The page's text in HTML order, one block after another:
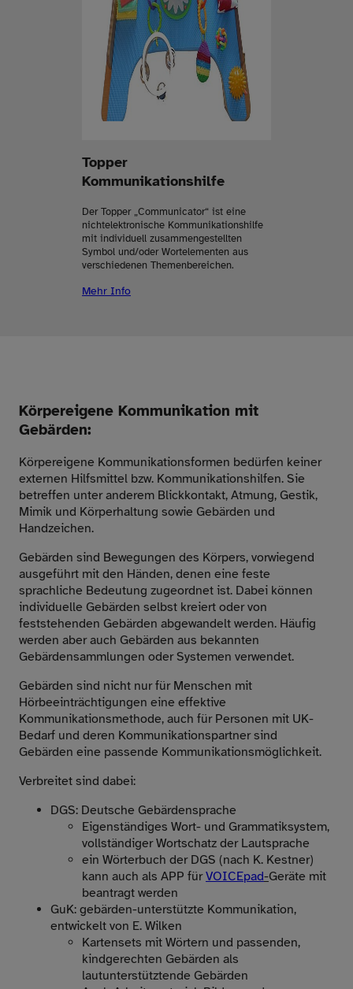
Topper
Kommunikationshilfe
Der Topper „Communicator“ ist eine
nichtelektronische Kommunikationshilfe
mit individuell zusammengestellten
Symbol und/oder Wortelementen aus
verschiedenen Themenbereichen.
Mehr Info
Körpereigene Kommunikation mit
Gebärden:
Körpereigene Kommunikationsformen bedürfen keiner
externen Hilfsmittel bzw. Kommunikationshilfen. Sie
betreffen unter anderem Blickkontakt, Atmung, Gestik,
Mimik und Körperhaltung sowie Gebärden und
Handzeichen.
Gebärden sind Bewegungen des Körpers, vorwiegend
ausgeführt mit den Händen, denen eine feste
sprachliche Bedeutung zugeordnet ist. Dabei können
individuelle Gebärden selbst kreiert oder von
feststehenden Gebärden abgewandelt werden. Häufig
werden aber auch Gebärden aus bekannten
Gebärdensammlungen oder Systemen verwendet.
Gebärden sind nicht nur für Menschen mit
Hörbeeinträchtigungen eine effektive
Kommunikationsmethode, auch für Personen mit UK-
Bedarf und deren Kommunikationspartner sind
Gebärden eine passende Kommunikationsmöglichkeit.
Verbreitet sind dabei:
DGS: Deutsche Gebärdensprache
Eigenständiges Wort- und Grammatiksystem,
vollständiger Wortschatz der Lautsprache
ein Wörterbuch der DGS (nach K. Kestner)
kann auch als APP fürVOICEpad-Geräte mit
beantragt werden
GuK: gebärden-unterstützte Kommunikation,
entwickelt von E. Wilken
Kartensets mit Wörtern und passenden,
kindgerechten Gebärden als
lautunterstütztende Gebärden